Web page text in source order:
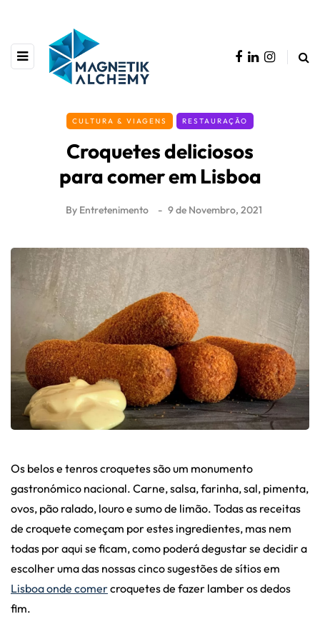
CULTURA & VIAGENS RESTAURAÇÃO
Croquetes deliciosos
para comer em Lisboa
By Entretenimento 9 de Novembro, 2021
Os belos e tenros croquetes são um monumento
gastronómico nacional. Carne, salsa, farinha, sal, pimenta,
ovos, pão ralado, louro e sumo de limão. Todas as receitas
de croquete começam por estes ingredientes, mas nem
todas por aqui se ficam, como poderá degustar se decidir a
escolher uma das nossas cinco sugestões de sítios em
Lisboa onde comercroquetes de fazer lamber os dedos
fim.